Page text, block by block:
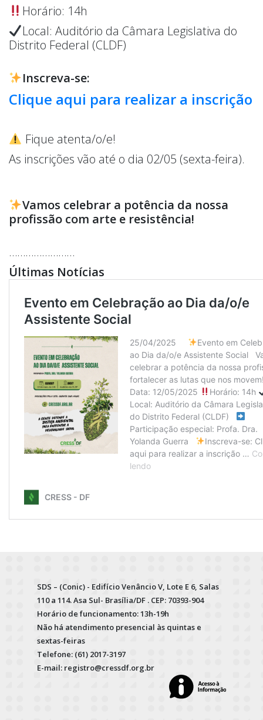
Horário: 14h
Local: Auditório da Câmara Legislativa do
Distrito Federal (CLDF)
Inscreva-se:
Clique aqui para realizar a inscrição
Fique atenta/o/e!
As inscrições vão até o dia 02/05 (sexta-feira).
Vamos celebrar a potência da nossa
profissão com arte e resistência!
……………………
Últimas Notícias
SDS – (Conic) - Edifício Venâncio V, Lote E 6, Salas
110 a 114. Asa Sul- Brasília/DF . CEP: 70393-904
Horário de funcionamento: 13h-19h
Não há atendimento presencial às quintas e
sextas-feiras
Telefone: (61) 2017-3197
E-mail: registro@cressdf.org.br